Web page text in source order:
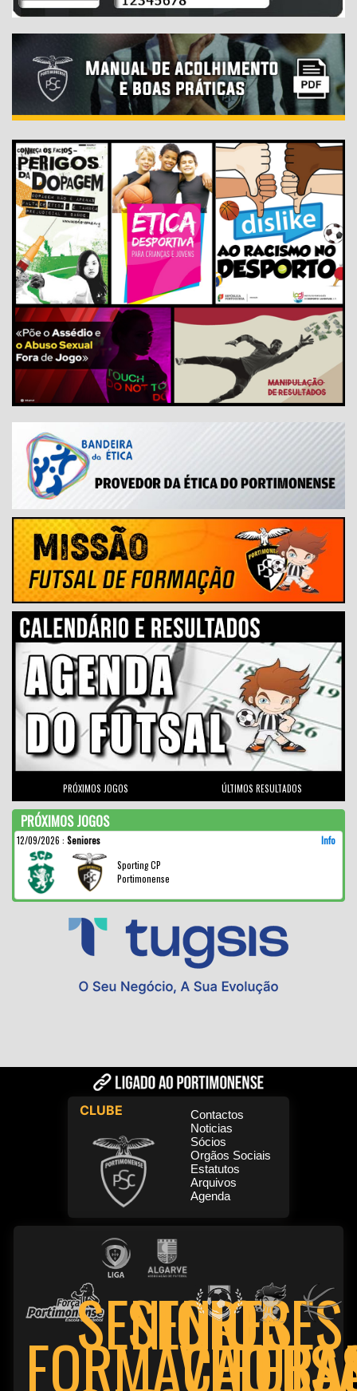
PRÓXIMOS JOGOS ÚLTIMOS RESULTADOS
PRÓXIMOS JOGOS
12/09/2026 : Seniores
Info
Sporting CP
Portimonense
CLUBE
Contactos
Noticias
Sócios
Orgãos Sociais
Estatutos
Arquivos
Agenda
FORMAÇÃO
SENIORES
SENIORES